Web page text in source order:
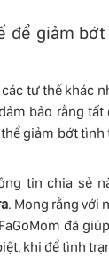
để giảm
tư thế khác
bảo rằng tất
giảm bớt tình
tin chia sẻ
. Mong rằng với
đã
khi để tình